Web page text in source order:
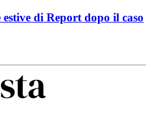
estive di Report dopo il caso